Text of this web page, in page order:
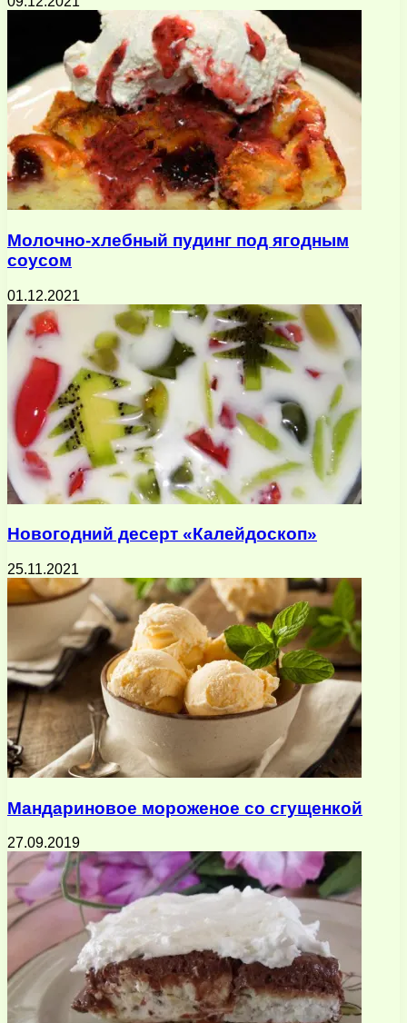
Молочно-хлебный пудинг под ягодным
соусом
01.12.2021
Новогодний десерт «Калейдоскоп»
25.11.2021
Мандариновое мороженое со сгущенкой
27.09.2019